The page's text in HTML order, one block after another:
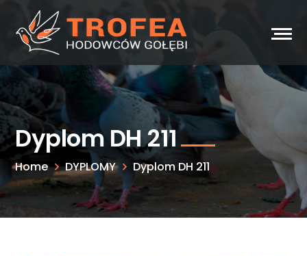
Dyplom DH 211
Home DYPLOMY Dyplom DH 211